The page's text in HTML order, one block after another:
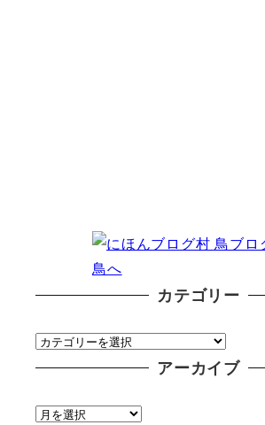
カテゴリー
カ
テ
リ
アーカイブ
ア